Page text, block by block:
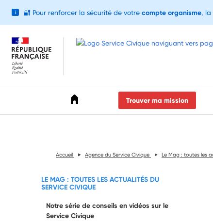
Trouver ma mission
Accueil Agence du Service Civique Le Mag : toutes les
LE MAG : TOUTES LES ACTUALITÉS DU
SERVICE CIVIQUE
Notre série de conseils en vidéos sur le
Service Civique
i 🔐 Pour renforcer la sécurité de votre compte organisme, la